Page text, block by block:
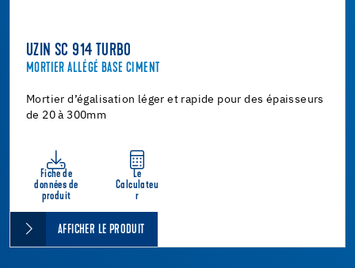
UZIN SC 914 TURBO
MORTIER ALLÉGÉ BASE CIMENT
Mortier d’égalisation léger et rapide pour des épaisseurs
de 20 à 300mm
Fiche de
données de
produit
Le
Calculateu
r
AFFICHER LE PRODUIT